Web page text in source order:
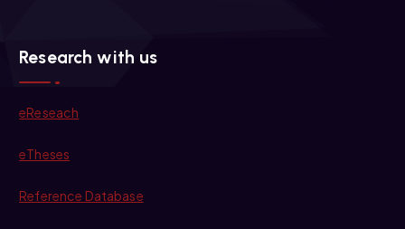
Research with us
eReseach
eTheses
Reference Database